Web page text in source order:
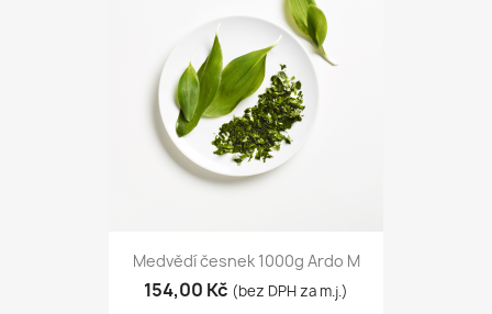
Medvědí česnek 1000g Ardo M
154,00 Kč (bez DPH za m.j.)